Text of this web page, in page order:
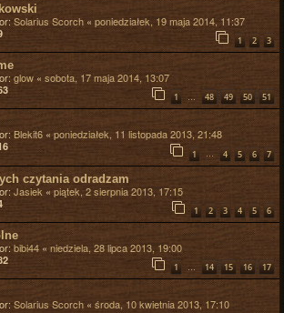
Solarius Scorch « poniedziałek, 19 maja 2014, 11:37
1 2 3
glow « sobota, 17 maja 2014, 13:07
1 … 48 49 50 51
Blekit6 « poniedziałek, 11 listopada 2013, 21:48
1 … 4 5 6 7
czytania odradzam
Jasiek « piątek, 2 sierpnia 2013, 17:15
1 2 3 4 5 6
bibi44« niedziela, 28 lipca 2013, 19:00
1 … 14 15 16 17
Solarius Scorch « środa, 10 kwietnia 2013, 17:10